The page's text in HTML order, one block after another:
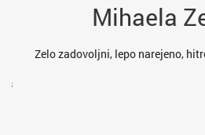
Mihaela
Zelo zadovoljni, lepo narejeno,